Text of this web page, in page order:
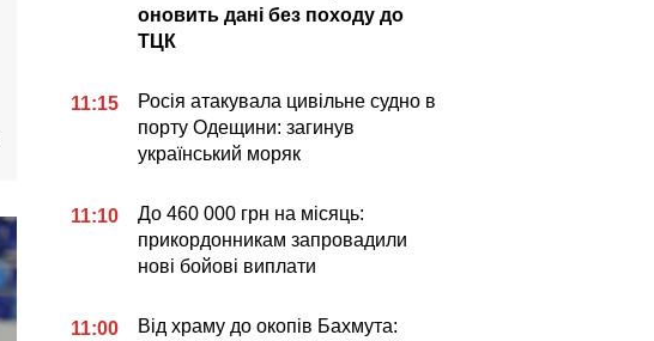
оновить дані без походу до
ТЦК
11:15
Росія атакувала цивільне судно в
порту Одещини: загинув
український моряк
11:10
До 460 000 грн на місяць:
прикордонникам запровадили
нові бойові виплати
11:00
Від храму до окопів Бахмута: